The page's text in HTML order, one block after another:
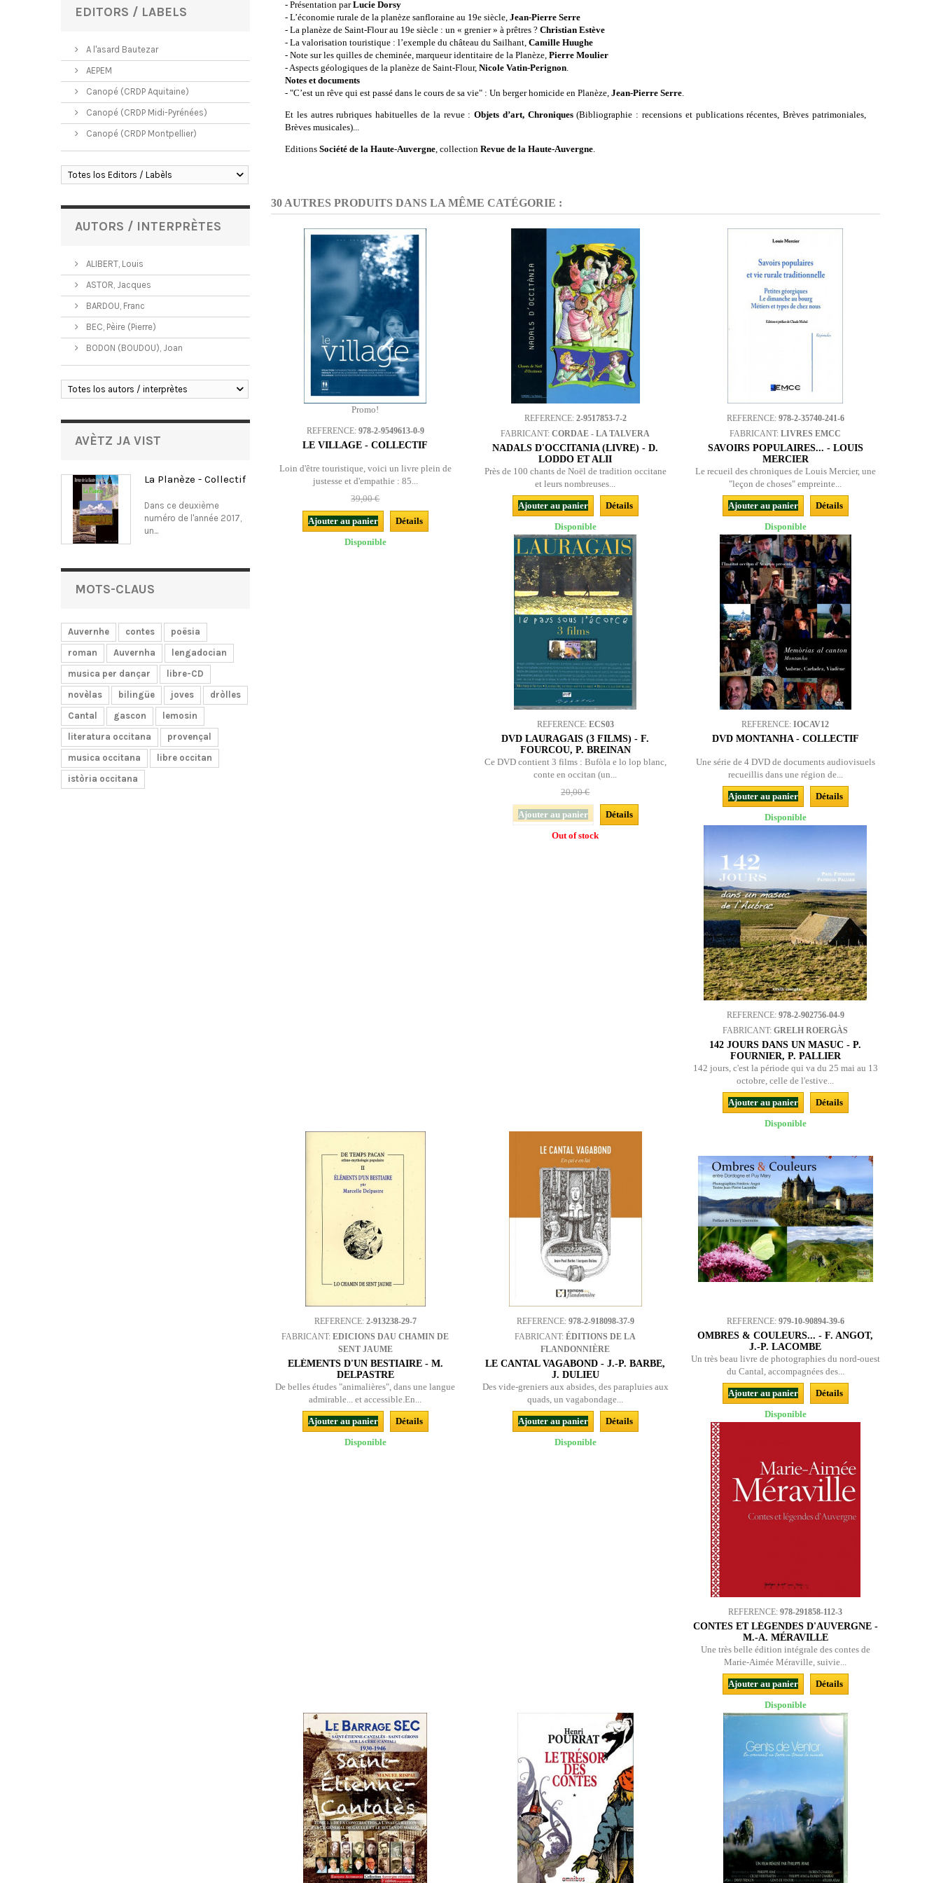
EDITORS / LABELS
A l'asard Bautezar
AEPEM
Canopé (CRDP Aquitaine)
Canopé (CRDP Midi-Pyrénées)
Canopé (CRDP Montpellier)
Totes los Editors / Labèls
AUTORS / INTERPRÈTES
ALIBERT, Louis
ASTOR, Jacques
BARDOU, Franc
BEC, Pèire (Pierre)
BODON (BOUDOU), Joan
Totes los autors / interprètes
AVÈTZ JA VIST
La Planèze - Collectif
Dans ce deuxième
numéro de l'année 2017,
un...
MOTS-CLAUS
Auvernhe contes
poësia
roman
Auvernha
lengadocian
musica per dançar
libre-CD
novèlas
bilingüe joves
dròlles
Cantal
gascon
lemosin
literatura occitana
provençal
musica occitana
libre occitan
istòria occitana
- Présentation parLucie Dorsy
- L’économie rurale de la planèze sanfloraine au 19e siècle, Jean-Pierre Serre
- La planèze de Saint-Flour au 19e siècle : un « grenier » à prêtres ? Christian Estève
- La valorisation touristique : l’exemple du château du Sailhant, Camille Huughe
- Note sur les quilles de cheminée, marqueur identitaire de la Planèze, Pierre Moulier
- Aspects géologiques de la planèze de Saint-Flour, Nicole Vatin-Perignon.
Notes et documents
- "C’est un rêve qui est passé dans le cours de sa vie" : Un berger homicide en Planèze, Jean-Pierre Serre.
Et les autres rubriques habituelles de la revue :Objets d’art, Chroniques(Bibliographie : recensions et publications récentes, Brèves patrimoniales,
Brèves musicales)...
Editions Société de la Haute-Auvergne, collection Revue de la Haute-Auvergne.
30 AUTRES PRODUITS DANS LA MÊME CATÉGORIE :
Promo!
REFERENCE: 978-2-9549613-0-9
LE VILLAGE - COLLECTIF
Loin d'être touristique, voici un livre plein de
justesse et d'empathie : 85...
39,00 €
Ajouter au panier
Détails
Disponible
REFERENCE: 2-9517853-7-2
FABRICANT:CORDAE - LA TALVERA
NADALS D'OCCITANIA (LIVRE) - D.
LODDO ET ALII
Près de 100 chants de Noël de tradition occitane
et leurs nombreuses...
Ajouter au panier
Détails
Disponible
REFERENCE: 978-2-35740-241-6
FABRICANT:LIVRES EMCC
SAVOIRS POPULAIRES... - LOUIS
MERCIER
Le recueil des chroniques de Louis Mercier, une
"leçon de choses" empreinte...
Ajouter au panier
Détails
Disponible
REFERENCE: ECS03
DVD LAURAGAIS (3 FILMS) - F.
FOURCOU, P. BREINAN
Ce DVD contient 3 films : Bufòla e lo lop blanc,
conte en occitan (un...
20,00 €
Ajouter au panier
Détails
Out of stock
REFERENCE:IOCAV12
DVD MONTANHA - COLLECTIF
Une série de 4 DVD de documents audiovisuels
recueillis dans une région de...
Ajouter au panier
Détails
Disponible
REFERENCE: 978-2-902756-04-9
FABRICANT:GRELH ROERGÀS
142 JOURS DANS UN MASUC - P.
FOURNIER, P. PALLIER
142 jours, c'est la période qui va du 25 mai au 13
octobre, celle de l'estive...
Ajouter au panier
Détails
Disponible
REFERENCE: 2-913238-29-7
FABRICANT:EDICIONS DAU CHAMIN DE
SENT JAUME
ELÉMENTS D'UN BESTIAIRE - M.
DELPASTRE
De belles études "animalières", dans une langue
admirable... et accessible.En...
Ajouter au panier
Détails
Disponible
REFERENCE: 978-2-918098-37-9
FABRICANT:ÉDITIONS DE LA
FLANDONNIÈRE
LE CANTAL VAGABOND - J.-P. BARBE,
J. DULIEU
Des vide-greniers aux absides, des parapluies aux
quads, un vagabondage...
Ajouter au panier
Détails
Disponible
REFERENCE: 979-10-90894-39-6
OMBRES & COULEURS... - F. ANGOT,
J.-P. LACOMBE
Un très beau livre de photographies du nord-ouest
du Cantal, accompagnées des...
Ajouter au panier
Détails
Disponible
REFERENCE:978-291858-112-3
CONTES ET LÉGENDES D'AUVERGNE -
M.-A. MÉRAVILLE
Une très belle édition intégrale des contes de
Marie-Aimée Méraville, suivie...
Ajouter au panier
Détails
Disponible